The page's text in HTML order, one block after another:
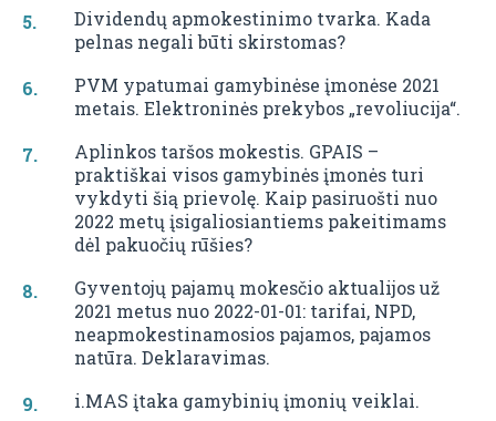
Dividendų apmokestinimo tvarka. Kada
pelnas negali būti skirstomas?
PVM ypatumai gamybinėse įmonėse 2021
metais. Elektroninės prekybos „revoliucija“.
Aplinkos taršos mokestis. GPAIS –
praktiškai visos gamybinės įmonės turi
vykdyti šią prievolę. Kaip pasiruošti nuo
2022 metų įsigaliosiantiems pakeitimams
dėl pakuočių rūšies?
Gyventojų pajamų mokesčio aktualijos už
2021 metus nuo 2022-01-01: tarifai, NPD,
neapmokestinamosios pajamos, pajamos
natūra. Deklaravimas.
i.MAS įtaka gamybinių įmonių veiklai.